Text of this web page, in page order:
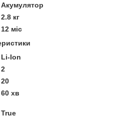
Акумулятор
2.8 кг
12 міс
Li-Ion
2
20
60 хв
True